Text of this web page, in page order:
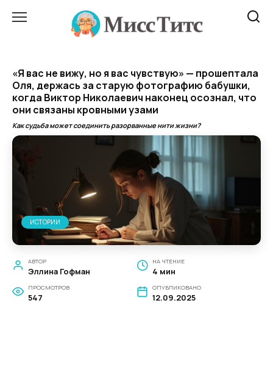
«Я вас не вижу, но я вас чувствую» — прошептала
Оля, держась за старую фотографию бабушки,
когда Виктор Николаевич наконец осознал, что
они связаны кровными узами
Как судьба может соединить разорванные нити жизни?
ИСТОРИИ
АВТОР
Эллина Гофман
НА ЧТЕНИЕ
4 мин
ПРОСМОТРОВ
547
ОПУБЛИКОВАНО
12.09.2025